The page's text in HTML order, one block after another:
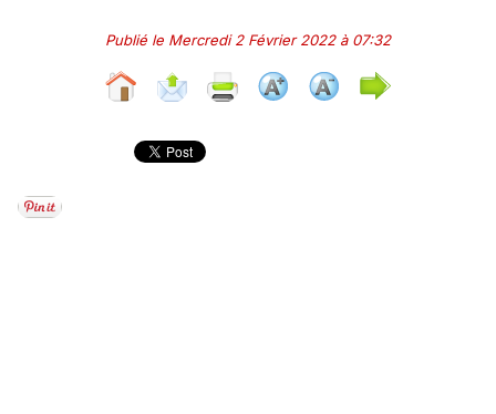
Publié le Mercredi 2 Février 2022 à 07:32